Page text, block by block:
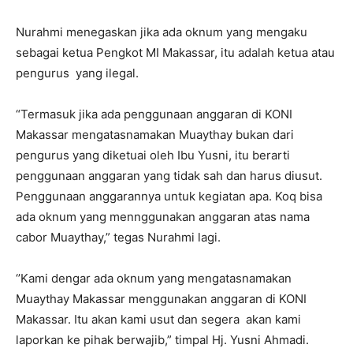
Nurahmi menegaskan jika ada oknum yang mengaku
sebagai ketua Pengkot MI Makassar, itu adalah ketua atau
pengurus yang ilegal.
“Termasuk jika ada penggunaan anggaran di KONI
Makassar mengatasnamakan Muaythay bukan dari
pengurus yang diketuai oleh Ibu Yusni, itu berarti
penggunaan anggaran yang tidak sah dan harus diusut.
Penggunaan anggarannya untuk kegiatan apa. Koq bisa
ada oknum yang mennggunakan anggaran atas nama
cabor Muaythay,” tegas Nurahmi lagi.
‘’Kami dengar ada oknum yang mengatasnamakan
Muaythay Makassar menggunakan anggaran di KONI
Makassar. Itu akan kami usut dan segera akan kami
laporkan ke pihak berwajib,” timpal Hj. Yusni Ahmadi.